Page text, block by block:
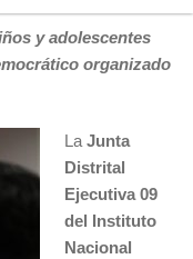
y adolescentes
organizado
LaJunta
Distrital
Ejecutiva 09
del Instituto
Nacional